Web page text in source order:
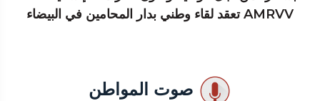
AMRVV تعقد لقاء وطني بدار المحامين في البيضاء
صوت المواطن